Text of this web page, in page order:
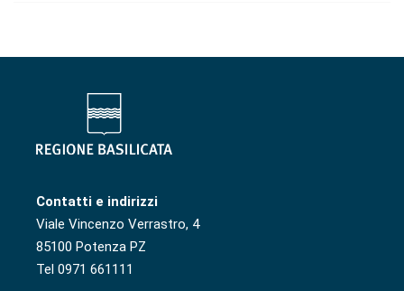
Contatti e indirizzi
Viale Vincenzo Verrastro, 4
85100 Potenza PZ
Tel 0971 661111